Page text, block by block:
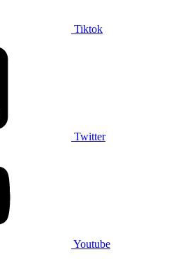
Tiktok
Twitter
Youtube